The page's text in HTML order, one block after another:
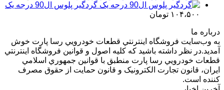
گردگیر پلوس ال90 درجه یک
۱۰۴،۵۰۰ تومان
درباره ما
به وب‌سايت فروشگاه اينترنتي قطعات خودرويي رسا پارت خوش
آمديد.در نظر داشته باشيد که کليه اصول و قوانين فروشگاه اينترنتي
قطعات خودرويي رسا پارت منطبق با قوانين جمهوري اسلامي
ايران، قانون تجارت الکترونيک و قانون حمايت از حقوق مصرف
کننده است.